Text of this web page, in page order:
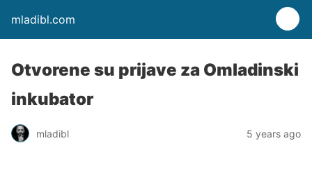
mladibl.com
Otvorene su prijave za Omladinski
inkubator
mladibl 5 years ago